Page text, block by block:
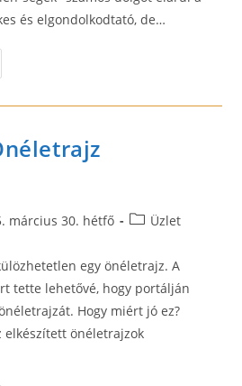
és elgondolkodtató, de…
március 30. hétfő
PostÜzlet
egy önéletrajz. A
tette lehetővé, hogy portálján
Hogy miért jó ez?
elkészített önéletrajzok